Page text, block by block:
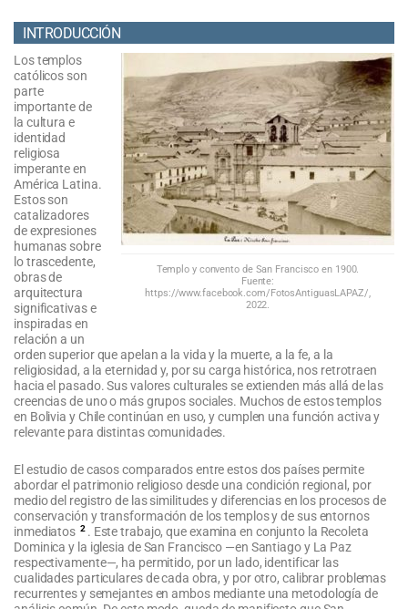
INTRODUCCIÓN
Templo y convento de San Francisco en 1900.
Fuente:
https://www.facebook.com/FotosAntiguasLAPAZ/,
2022.
Los templos
católicos son
parte
importante de
la cultura e
identidad
religiosa
imperante en
América Latina.
Estos son
catalizadores
de expresiones
humanas sobre
lo trascedente,
obras de
arquitectura
significativas e
inspiradas en
relación a un
orden superior que apelan a la vida y la muerte, a la fe, a la
religiosidad, a la eternidad y, por su carga histórica, nos retrotraen
hacia el pasado. Sus valores culturales se extienden más allá de las
creencias de uno o más grupos sociales. Muchos de estos templos
en Bolivia y Chile continúan en uso, y cumplen una función activa y
relevante para distintas comunidades.
El estudio de casos comparados entre estos dos países permite
abordar el patrimonio religioso desde una condición regional, por
medio del registro de las similitudes y diferencias en los procesos de
conservación y transformación de los templos y de sus entornos
inmediatos 2 . Este trabajo, que examina en conjunto la Recoleta
Dominica y la iglesia de San Francisco —en Santiago y La Paz
respectivamente—, ha permitido, por un lado, identificar las
cualidades particulares de cada obra, y por otro, calibrar problemas
recurrentes y semejantes en ambos mediante una metodología de